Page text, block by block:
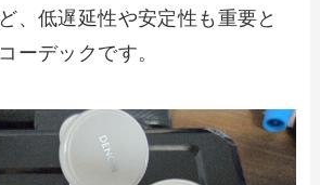
、低遅延性や安定性も重要と
ーデックです。